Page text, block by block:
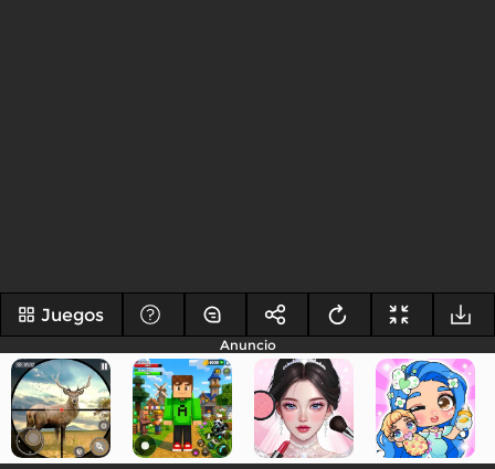
Juegos
Anuncio